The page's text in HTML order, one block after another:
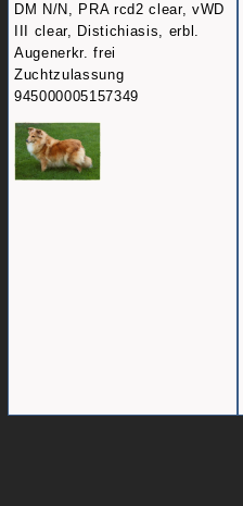
DM N/N, PRA rcd2 clear, vWD
III clear, Distichiasis, erbl.
Augenerkr. frei
Zuchtzulassung
945000005157349